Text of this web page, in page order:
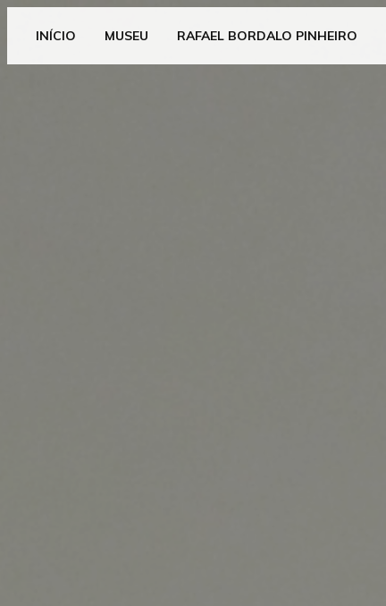
INÍCIO MUSEU RAFAEL BORDALO PINHEIRO